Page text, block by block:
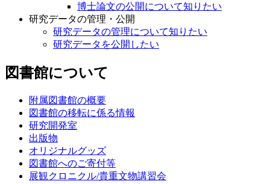
博士論文の公開について知りたい
研究データの管理・公開
研究データの管理について知りたい
研究データを公開したい
図書館について
附属図書館の概要
図書館の移転に係る情報
研究開発室
出版物
オリジナルグッズ
図書館へのご寄付等
展観クロニクル/貴重文物講習会